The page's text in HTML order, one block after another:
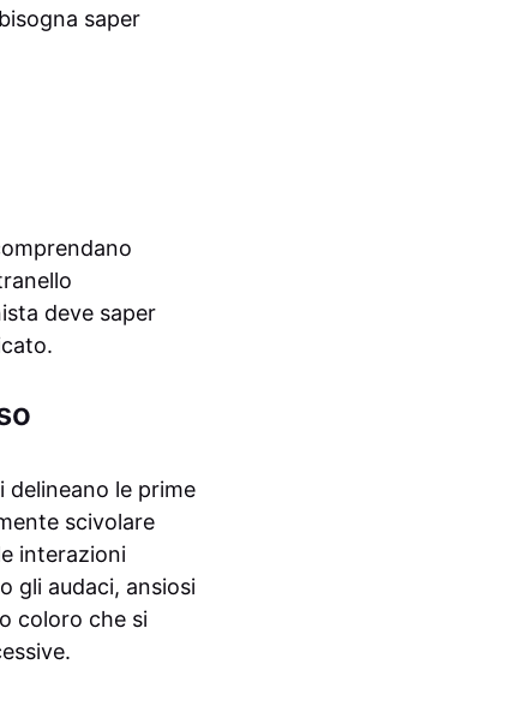
saper
deve saper
delineano le prime
scivolare
interazioni
gli audaci, ansiosi
coloro che si